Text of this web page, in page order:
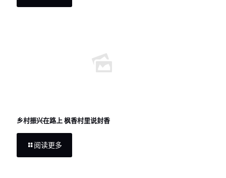
乡村振兴在路上 枫香村里说封香
阅读更多